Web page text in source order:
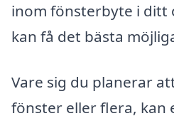
inom fönsterbyte i ditt
kan få det bästa
Vare sig du planerar
fönster eller flera, kan